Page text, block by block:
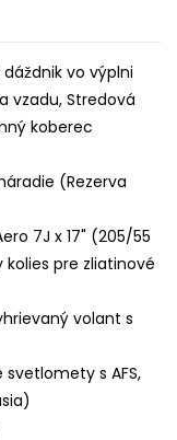
vo výplni
vzadu, Stredová
koberec
(Rezerva
7J x 17" (205/55
kolies pre zliatinové
volant s
svetlomety s AFS,